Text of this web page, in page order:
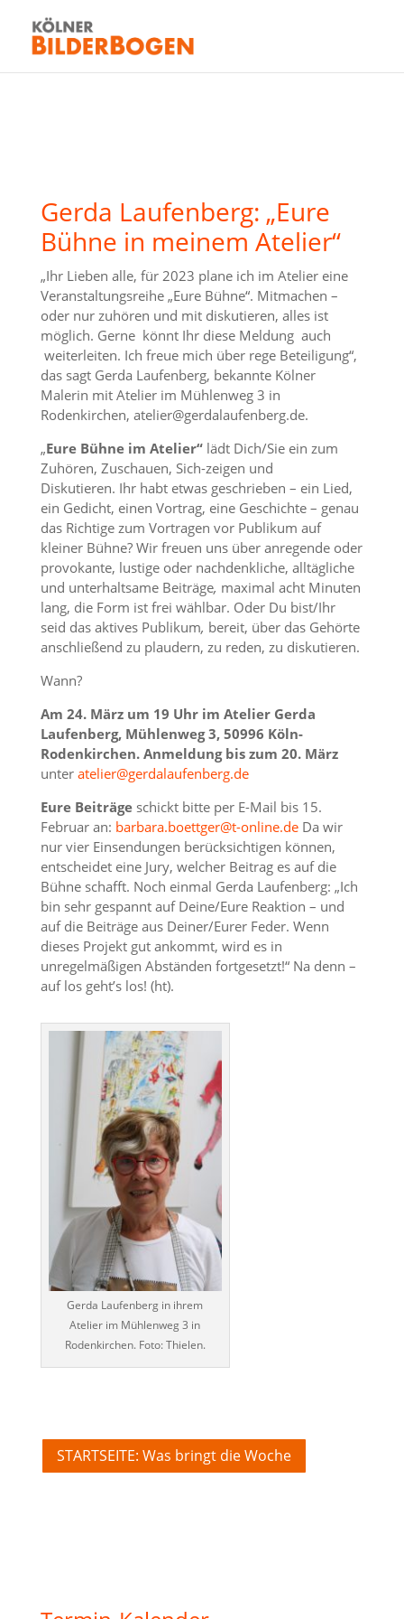
Gerda Laufenberg: „Eure
Bühne in meinem Atelier“
„Ihr Lieben alle, für 2023 plane ich im Atelier eine
Veranstaltungsreihe „Eure Bühne“. Mitmachen –
oder nur zuhören und mit diskutieren, alles ist
möglich. Gerne könnt Ihr diese Meldung auch
weiterleiten. Ich freue mich über rege Beteiligung“,
das sagt Gerda Laufenberg, bekannte Kölner
Malerin mit Atelier im Mühlenweg 3 in
Rodenkirchen, atelier@gerdalaufenberg.de.
„Eure Bühne im Atelier“lädt Dich/Sie ein zum
Zuhören, Zuschauen, Sich-zeigen und
Diskutieren. Ihr habt etwas geschrieben – ein Lied,
ein Gedicht, einen Vortrag, eine Geschichte – genau
das Richtige zum Vortragen vor Publikum auf
kleiner Bühne? Wir freuen uns über anregende oder
provokante, lustige oder nachdenkliche, alltägliche
und unterhaltsame Beiträge, maximal acht Minuten
lang, die Form ist frei wählbar. Oder Du bist/Ihr
seid das aktives Publikum, bereit, über das Gehörte
anschließend zu plaudern, zu reden, zu diskutieren.
Wann?
Am 24. März um 19 Uhr im Atelier Gerda
Laufenberg, Mühlenweg 3, 50996 Köln-
Rodenkirchen. Anmeldung bis zum 20. März
unter atelier@gerdalaufenberg.de
Eure Beiträgeschickt bitte per E-Mail bis 15.
Februar an: barbara.boettger@t-online.deDa wir
nur vier Einsendungen berücksichtigen können,
entscheidet eine Jury, welcher Beitrag es auf die
Bühne schafft. Noch einmal Gerda Laufenberg: „Ich
bin sehr gespannt auf Deine/Eure Reaktion – und
auf die Beiträge aus Deiner/Eurer Feder. Wenn
dieses Projekt gut ankommt, wird es in
unregelmäßigen Abständen fortgesetzt!“ Na denn –
auf los geht’s los! (ht).
Gerda Laufenberg in ihrem
Atelier im Mühlenweg 3 in
Rodenkirchen. Foto: Thielen.
STARTSEITE: Was bringt die Woche